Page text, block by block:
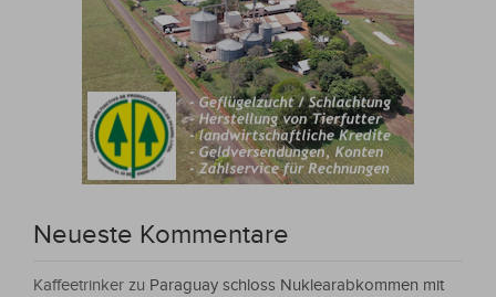
Neueste Kommentare
Kaffeetrinker zu Paraguay schloss Nuklearabkommen mit